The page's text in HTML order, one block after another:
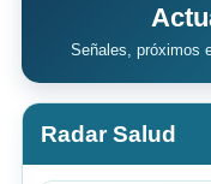
Señales, próximos
Radar Salud